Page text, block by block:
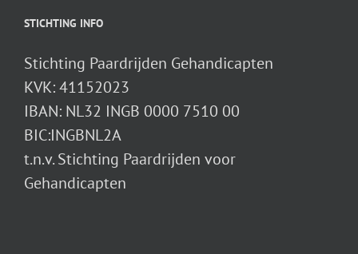
STICHTING INFO
Stichting Paardrijden Gehandicapten
KVK: 41152023
IBAN: NL32 INGB 0000 7510 00
BIC:INGBNL2A
t.n.v. Stichting Paardrijden voor
Gehandicapten